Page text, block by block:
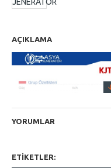
AÇIKLAMA
YORUMLAR
ETIKETLER: